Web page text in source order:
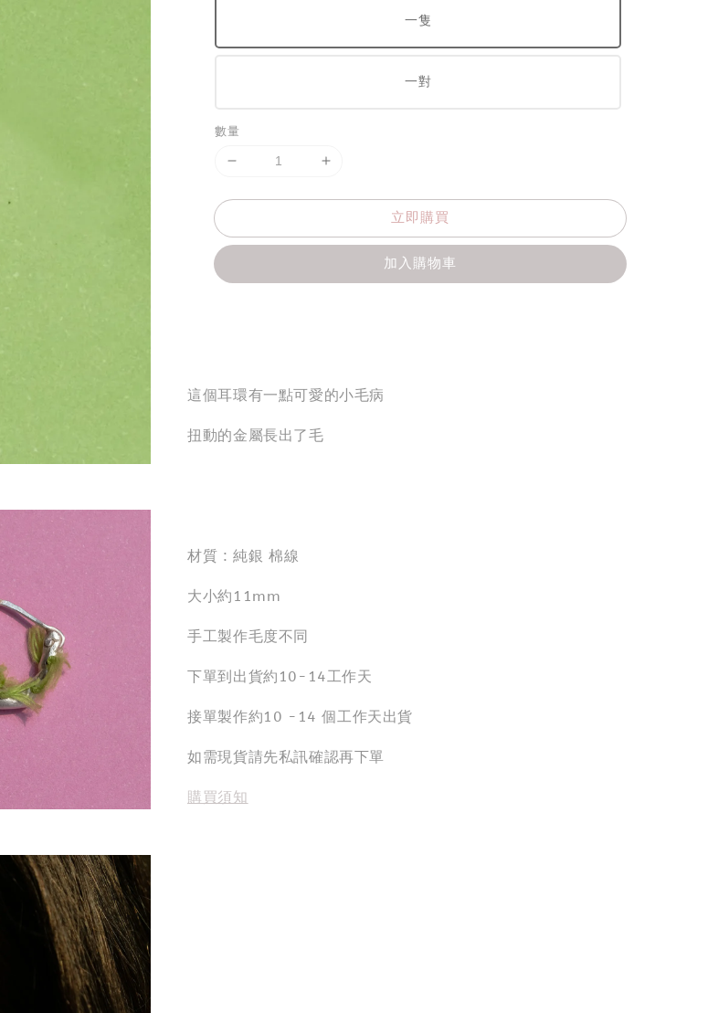
一隻
一對
數量
立即購買
加入購物車
這個耳環有一點可愛的小毛病
扭動的金屬長出了毛
材質 : 純銀 棉線
大小約11mm
手工製作毛度不同
下單到出貨約10-14工作天
接單製作約10 -14 個工作天出貨
如需現貨請先私訊確認再下單
購買須知